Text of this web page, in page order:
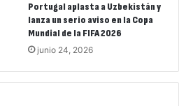
Portugal aplasta a Uzbekistán y
lanza un serio aviso en la Copa
Mundial de la FIFA 2026
junio 24, 2026